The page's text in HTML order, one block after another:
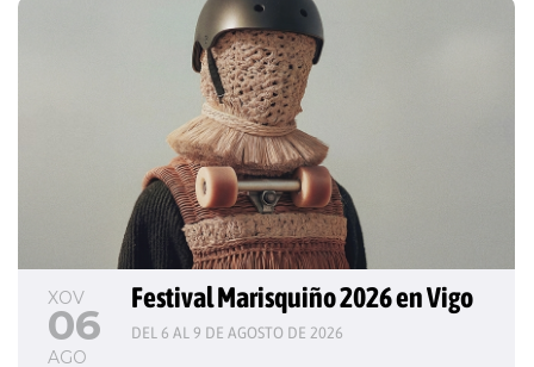
XOV
06
AGO
Festival Marisquiño 2026 en Vigo
DEL 6 AL 9 DE AGOSTO DE 2026